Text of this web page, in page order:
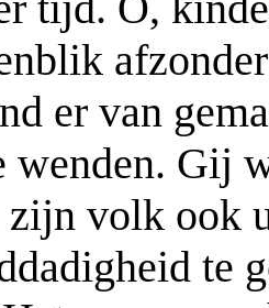
er van
wenden. Gij
zijn volk ook
te